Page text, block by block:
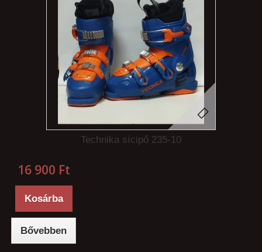
Technika sícipő 235-10
16 900 Ft‎
Kosárba
Bővebben